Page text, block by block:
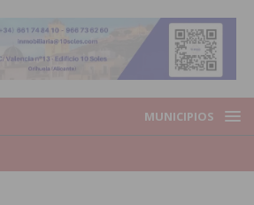
MUNICIPIOS